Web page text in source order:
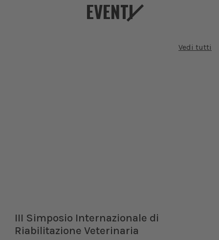
EVENTI
Vedi tutti
III Simposio Internazionale di
Riabilitazione Veterinaria